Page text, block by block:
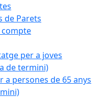
de Parets
compte
per a joves
de termini)
a persones de 65 anys